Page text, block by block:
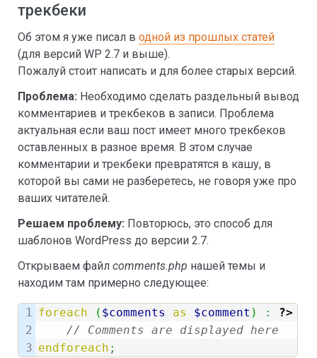
трекбеки
Об этом я уже писал в одной из прошлых статей
(для версий WP 2.7 и выше).
Пожалуй стоит написать и для более старых версий.
Проблема: Необходимо сделать раздельный вывод
комментариев и трекбеков в записи. Проблема
актуальная если ваш пост имеет много трекбеков
оставленных в разное время. В этом случае
комментарии и трекбеки превратятся в кашу, в
которой вы сами не разберетесь, не говоря уже про
ваших читателей.
Решаем проблему: Повторюсь, это способ для
шаблонов WordPress до версии 2.7.
Открываем файл comments.php нашей темы и
находим там примерно следующее:
1
2
foreach ( $comments as $comment ) :
?>
// Comments are displayed here
endforeach ;